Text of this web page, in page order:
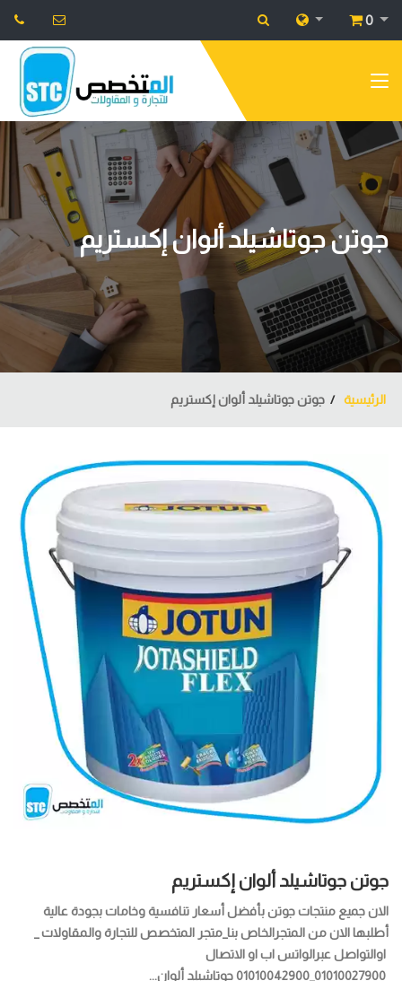
0
جوتن جوتاشيلد ألوان إكستريم
الرئيسية جوتن جوتاشيلد ألوان إكستريم
جوتن جوتاشيلد ألوان إكستريم
الان جميع منتجات جوتن بأفضل أسعار تنافسية وخامات بجودة عالية
أطلبها الان من المتجرالخاص بنا_متجر المتخصص للتجارة والمقاولات _
اوالتواصل عبرالواتس اب او الاتصال